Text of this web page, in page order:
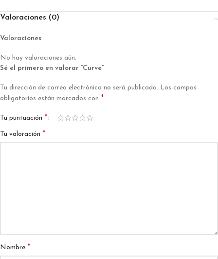
Valoraciones (0)
Valoraciones
No hay valoraciones aún.
Sé el primero en valorar “Curve”
Tu dirección de correo electrónico no será publicada. Los campos
obligatorios están marcados con *
Tu puntuación *
Tu valoración *
Nombre *